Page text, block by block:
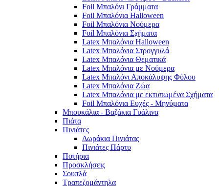
Foil Μπαλόνι Γράμματα
Foil Μπαλόνια Halloween
Foil Μπαλόνια Νούμερα
Foil Μπαλόνια Σχήματα
Latex Μπαλόνια Halloween
Latex Μπαλόνια Στρογγυλά
Latex Μπαλόνια Θεματικά
Latex Μπαλόνια με Νούμερα
Latex Μπαλόνι Αποκάλυψης Φύλου
Latex Μπαλόνια Ζώα
Latex Μπαλόνια με εκτυπωμένα Σχήματα
Foil Μπαλόνια Ευχές - Μηνύματα
Μπουκάλια - Βαζάκια Γυάλινα
Πιάτα
Πινιάτες
Δωράκια Πινιάτας
Πινιάτες Πάρτυ
Ποτήρια
Προσκλήσεις
Σουπλά
Τραπεζομάντηλα